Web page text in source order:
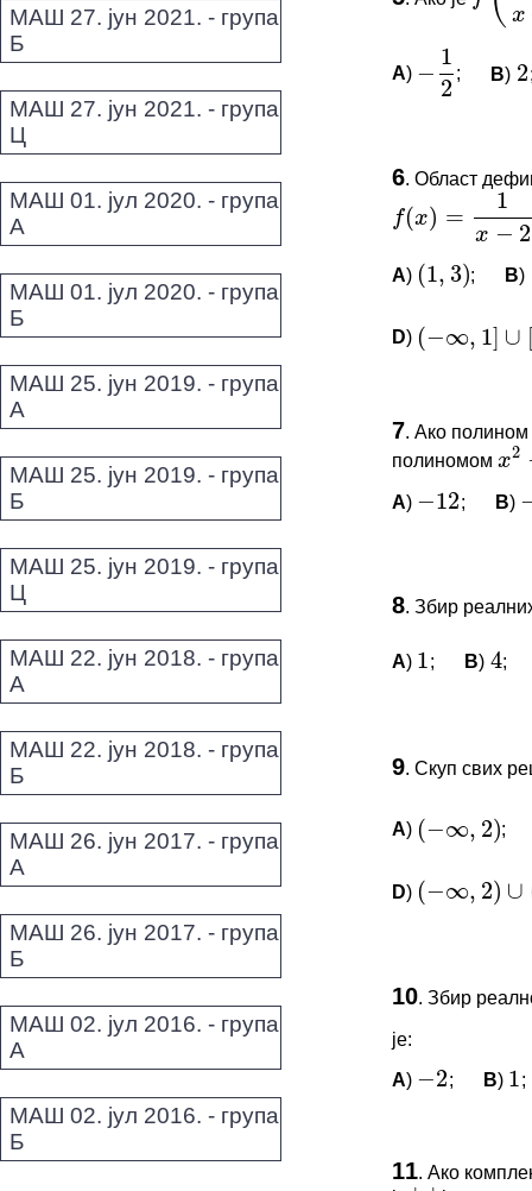
МАШ 27. јун 2021. - група
Б
МАШ 27. јун 2021. - група
Ц
МАШ 01. јул 2020. - група
А
МАШ 01. јул 2020. - група
Б
МАШ 25. јун 2019. - група
А
МАШ 25. јун 2019. - група
Б
МАШ 25. јун 2019. - група
Ц
МАШ 22. јун 2018. - група
А
МАШ 22. јун 2018. - група
Б
МАШ 26. јун 2017. - група
А
МАШ 26. јун 2017. - група
Б
МАШ 02. јул 2016. - група
А
МАШ 02. јул 2016. - група
Б
Овај
*Морате
A)
−
−1 2 ; B)
2
2 ;
Овај задатак
6. Област− 2
f(x)= 1 x−2 +log2(4
A)
(1,3
( 1,3 ) ; B)
D)
(−∞,1] [3,
( −∞,1]∪ [3 ∞)
ПИТАЊА
Овај задатак
*Морате бити
7. Ако
полиномомx2−
A)
−12
−12 ; B)
−4
−
Овај
*Морате бити
8. Збир
A) 1; B) 4;
Овај задатак
*Морате бити
9. Скуп свих
A) ( −∞,2) ;
D) ( −∞,2)∪(3, +∞
Овај
10. Збир
је:
A)
−
−2 ; B) 1 ;
11. Ако
|z